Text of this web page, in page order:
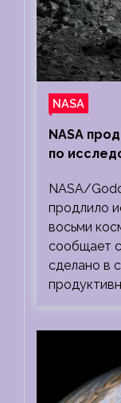
NASA
NASA
по
NASA/
продлило
восьми
сообщает
сделано в